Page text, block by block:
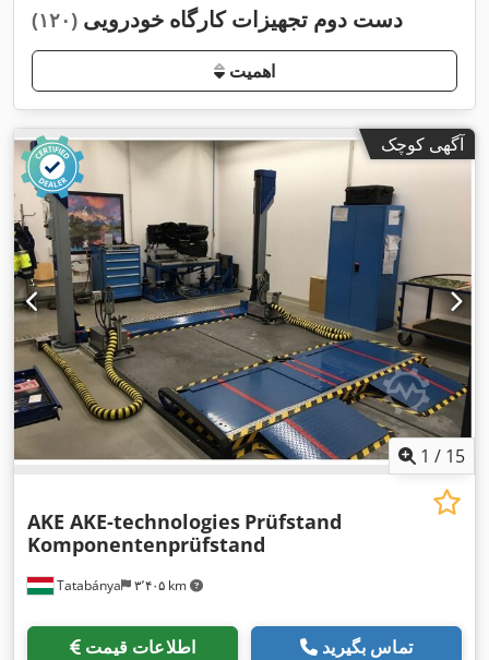
دست دوم تجهیزات کارگاه خودرویی (۱۲۰)
اهمیت
آگهی کوچک
1 / 15
Tatabánya ۳٬۴۰۵ km
AKE AKE-technologies Prüfstand
Komponentenprüfstand
اطلاعات قیمت تماس بگیرید